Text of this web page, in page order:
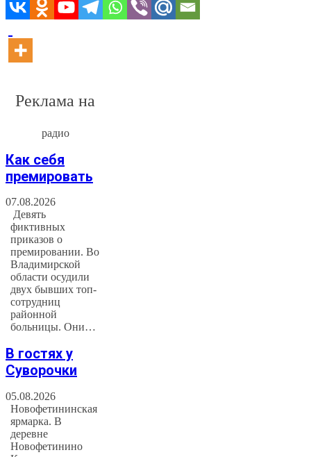
Реклама на
радио
Как себя
премировать
07.08.2026
Девять
фиктивных
приказов о
премировании. Во
Владимирской
области осудили
двух бывших топ-
сотрудниц
районной
больницы. Они…
В гостях у
Суворочки
05.08.2026
Новофетининская
ярмарка. В
деревне
Новофетинино